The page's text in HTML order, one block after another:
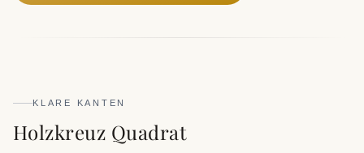
KLARE KANTEN
Holzkreuz Quadrat